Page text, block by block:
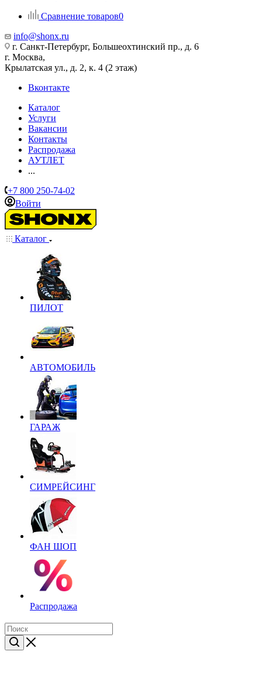
Сравнение товаров0
info@shonx.ru
г. Санкт-Петербург, Большеохтинский пр., д. 6
г. Москва,
Крылатская ул., д. 2, к. 4 (2 этаж)
Вконтакте
Каталог
Услуги
Вакансии
Контакты
Распродажа
АУТЛЕТ
...
+7 800 250-74-02
Войти
Каталог
ПИЛОТ
АВТОМОБИЛЬ
ГАРАЖ
СИМРЕЙСИНГ
ФАН ШОП
Распродажа